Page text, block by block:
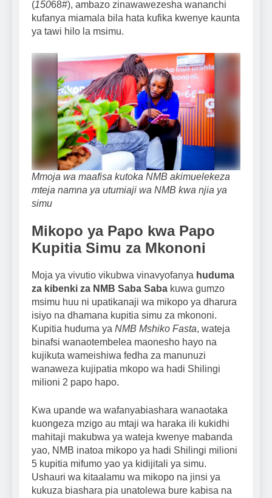
(15068#), ambazo zinawawezesha wananchi
kufanya miamala bila hata kufika kwenye kaunta
ya tawi hilo la msimu.
Mmoja wa maafisa kutoka NMB akimuelekeza
mteja namna ya utumiaji wa NMB kwa njia ya
simu
Mikopo ya Papo kwa Papo
Kupitia Simu za Mkononi
Moja ya vivutio vikubwa vinavyofanya huduma
za kibenki za NMB Saba Saba kuwa gumzo
msimu huu ni upatikanaji wa mikopo ya dharura
isiyo na dhamana kupitia simu za mkononi.
Kupitia huduma ya NMB Mshiko Fasta, wateja
binafsi wanaotembelea maonesho hayo na
kujikuta wameishiwa fedha za manunuzi
wanaweza kujipatia mkopo wa hadi Shilingi
milioni 2 papo hapo.
Kwa upande wa wafanyabiashara wanaotaka
kuongeza mzigo au mtaji wa haraka ili kukidhi
mahitaji makubwa ya wateja kwenye mabanda
yao, NMB inatoa mikopo ya hadi Shilingi milioni
5 kupitia mifumo yao ya kidijitali ya simu.
Ushauri wa kitaalamu wa mikopo na jinsi ya
kukuza biashara pia unatolewa bure kabisa na